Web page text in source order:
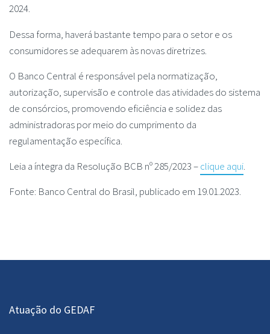
2024.
Dessa forma, haverá bastante tempo para o setor e os
consumidores se adequarem às novas diretrizes.
O Banco Central é responsável pela normatização,
autorização, supervisão e controle das atividades do sistema
de consórcios, promovendo eficiência e solidez das
administradoras por meio do cumprimento da
regulamentação específica.
Leia a íntegra da Resolução BCB nº 285/2023 –clique aqui.
Fonte: Banco Central do Brasil, publicado em 19.01.2023.
Atuação do GEDAF